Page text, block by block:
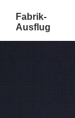
Fabrik-
Ausflug